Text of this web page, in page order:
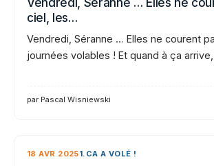
ciel, les…
Vendredi, Séranne … Elles ne courent
journées volables ! Et quand à ça
par Pascal Wisniewski
18 AVR 20251.CA A VOLÉ !